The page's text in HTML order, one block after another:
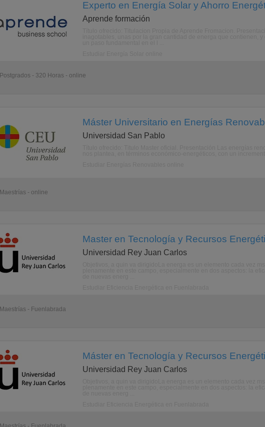
Experto en Energía Solar y Ahorro
Aprende formación
Postgrados - 320 Horas - online
Máster Universitario en Energías
Universidad San Pablo
Maestrías - online
Master en Tecnología y Recursos
Universidad Rey Juan Carlos
Maestrías - Fuenlabrada
Máster en Tecnología y Recursos
Universidad Rey Juan Carlos